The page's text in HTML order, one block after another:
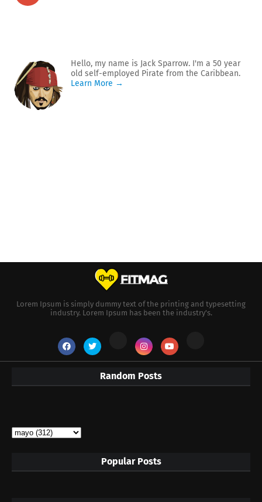
Hello, my name is Jack Sparrow. I'm a 50 year
old self-employed Pirate from the Caribbean.
Learn More →
Lorem Ipsum is simply dummy text of the printing and typesetting
industry. Lorem Ipsum has been the industry's.
Random Posts
Popular Posts